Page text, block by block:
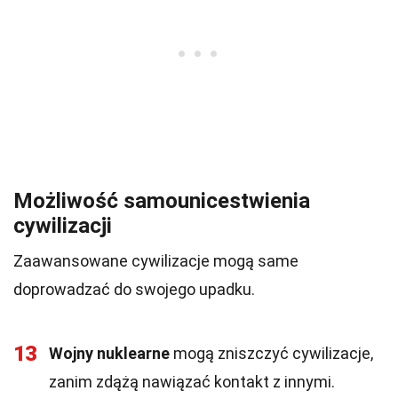
Możliwość samounicestwienia
cywilizacji
Zaawansowane cywilizacje mogą same
doprowadzać do swojego upadku.
13 Wojny nuklearne mogą zniszczyć cywilizacje,
zanim zdążą nawiązać kontakt z innymi.